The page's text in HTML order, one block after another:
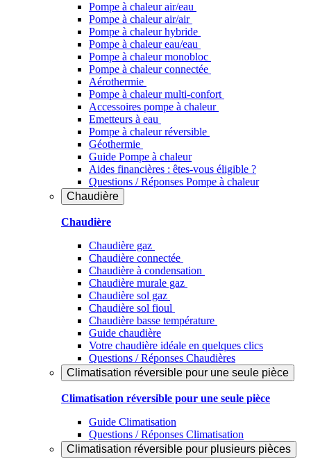
Pompe à chaleur air/eau
Pompe à chaleur air/air
Pompe à chaleur hybride
Pompe à chaleur​ eau/eau
Pompe à chaleur monobloc
Pompe à chaleur connectée
Aérothermie
Pompe à chaleur multi-confort
Accessoires pompe à chaleur
Emetteurs à eau
Pompe à chaleur réversible
Géothermie
Guide Pompe à chaleur
Aides financières : êtes-vous éligible ?
Questions / Réponses Pompe à chaleur
Chaudière
Chaudière
Chaudière gaz
Chaudière connectée
Chaudière à condensation
Chaudière murale gaz
Chaudière sol gaz
Chaudière sol fioul
Chaudière basse température
Guide chaudière
Votre chaudière idéale en quelques clics
Questions / Réponses Chaudières
Climatisation réversible pour une seule pièce
Climatisation réversible pour une seule pièce
Guide Climatisation
Questions / Réponses Climatisation
Climatisation réversible pour plusieurs pièces